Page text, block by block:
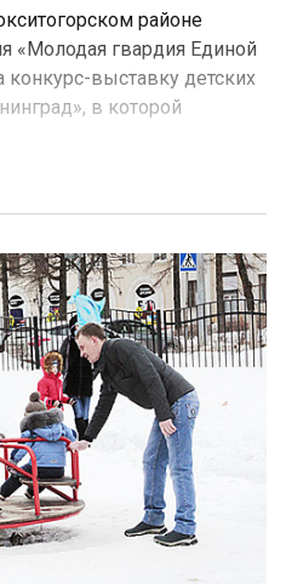
районе
«Молодая гвардия Единой
конкурс-выставку детских
в которой